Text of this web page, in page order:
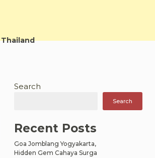
Search
Search
Recent Posts
Goa Jomblang Yogyakarta,
Hidden Gem Cahaya Surga